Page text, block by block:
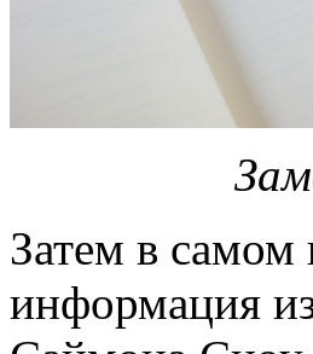
Затем в самом
информация